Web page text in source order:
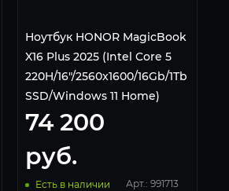
Ноутбук HONOR MagicBook
X16 Plus 2025 (Intel Core 5
220H/16"/2560x1600/16Gb/1Tb
SSD/Windows 11 Home)
Серый 5301ALYM
74 200
руб.
Есть в наличии Арт.: 991713